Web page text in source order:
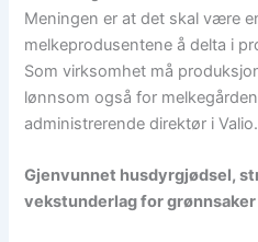
Meningen er at det skal være
melkeprodusentene å delta i
Som virksomhet må
lønnsom også for
administrerende direktør i Valio.
Gjenvunnet husdyrgjødsel,
vekstunderlag for grønnsaker